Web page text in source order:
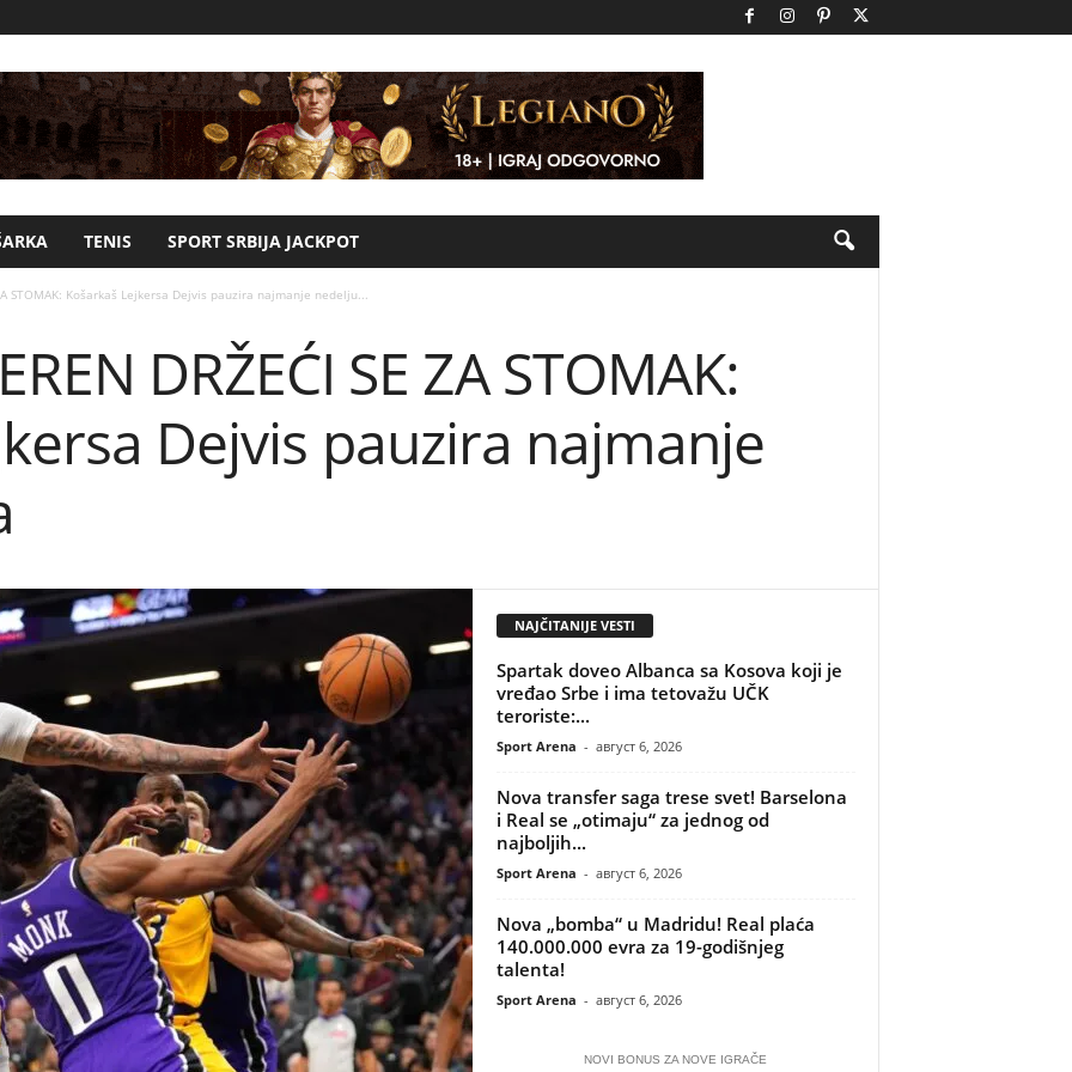
TENIS SPORT SRBIJA JACKPOT
STOMAK: Košarkaš Lejkersa Dejvis pauzira najmanje nedelju...
DRŽEĆI SE ZA STOMAK:
Dejvis pauzira najmanje
NAJČITANIJE VESTI
Spartak doveo Albanca sa Kosova koji je
vređao Srbe i ima tetovažu UČK
teroriste:...
Sport Arena - август 6, 2026
Nova transfer saga trese svet! Barselona
i Real se „otimaju“ za jednog od
najboljih...
Sport Arena - август 6, 2026
Nova „bomba“ u Madridu! Real plaća
140.000.000 evra za 19-godišnjeg
talenta!
Sport Arena - август 6, 2026
NOVI BONUS ZA NOVE IGRAČE